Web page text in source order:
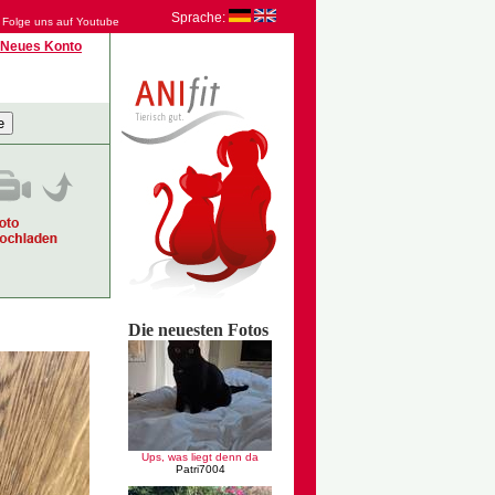
Folge uns auf Youtube
Sprache:
Neues Konto
Die neuesten Fotos
Ups, was liegt denn da
Patri7004